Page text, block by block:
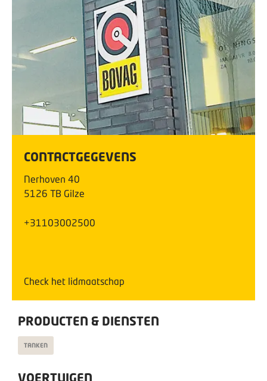
CONTACTGEGEVENS
Nerhoven 40
5126 TB Gilze
+31103002500
Check het lidmaatschap
PRODUCTEN & DIENSTEN
TANKEN
VOERTUIGEN